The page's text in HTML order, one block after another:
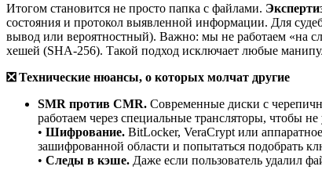
Итогом становится не просто папка с файлами.
состояния и протокол выявленной информации. Для
вывод или вероятностный). Важно: мы не работаем «на
хешей (SHA-256). Такой подход исключает любые
❎ Технические нюансы, о которых молчат другие
SMR против CMR. Современные диски с
работаем через специальные трансляторы, чтобы
• Шифрование. BitLocker, VeraCrypt или
зашифрованной области и попытаться подобрать
• Следы в кэше. Даже если пользователь удалил